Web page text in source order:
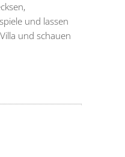
und lassen
und schauen